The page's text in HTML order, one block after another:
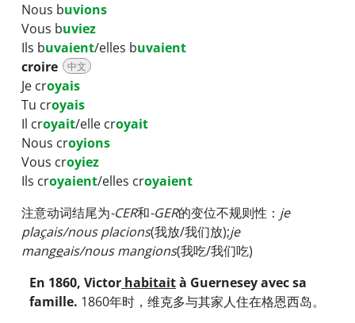
Nous buvions
Vous buviez
Ils buvaient/elles buvaient
croire
中文
Je croyais
Tu croyais
Il croyait/elle croyait
Nous croyions
Vous croyiez
Ils croyaient/elles croyaient
注意动词结尾为-CER和-GER的变位不规则性： je
plaçais/nous placions(我放/我们放);je
mangeais/nous mangions(我吃/我们吃)
En 1860, Victor habitaità Guernesey avec sa
famille. 1860年时，维克多与其家人住在格恩西岛。